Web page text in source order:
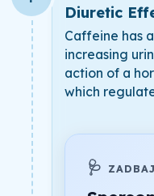
Diuretic
Caffeine has
increasing
action of a
which
🩺